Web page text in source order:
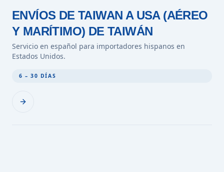
ENVÍOS DE TAIWAN A USA (AÉREO
Y MARÍTIMO) DE TAIWÁN
Servicio en español para importadores hispanos en
Estados Unidos.
6 – 30 DÍAS